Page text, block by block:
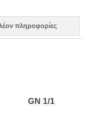
πληροφορίες
GN 1/1